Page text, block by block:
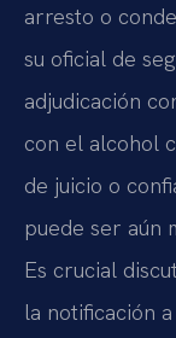
arresto o
su oficial de
adjudicación
con el alcohol
de juicio o
puede ser aún
Es crucial
la notificación